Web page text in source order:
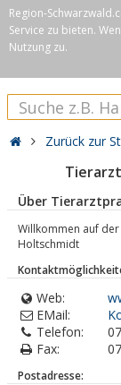
Region-
Service zu bieten.
Nutzung zu.
Zurück zur
Über
Willkommen auf
Holtschmidt
Web:
EMail:
Telefon:
Fax:
Postadresse: